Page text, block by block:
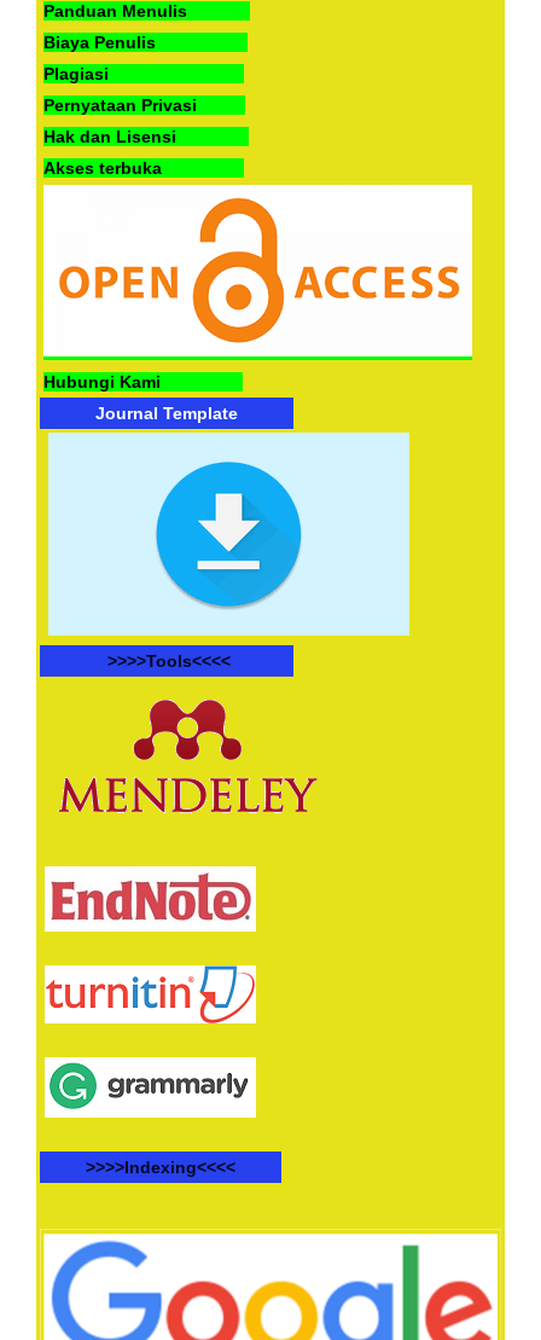
Panduan Menulis
Biaya Penulis
Plagiasi
Pernyataan Privasi
Hak dan Lisensi
Akses terbuka
Hubungi Kami
Journal Template
>>>>Tools<<<<
>>>>Indexing<<<<